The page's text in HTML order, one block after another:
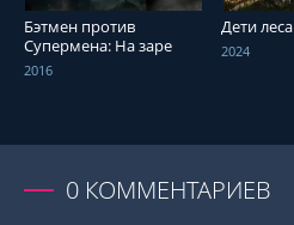
Бэтмен против
Супермена: На заре
справедливости
2016
Дети леса
2024
0 КОММЕНТАРИЕВ